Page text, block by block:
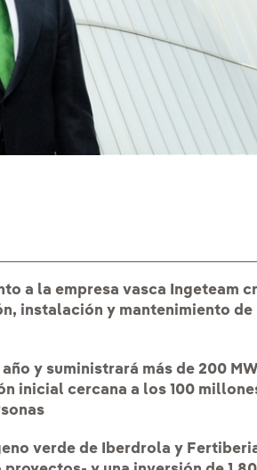
a la empresa vasca Ingeteam
instalación y mantenimiento de
y suministrará más de 200
inicial cercana a los 100
verde de Iberdrola y